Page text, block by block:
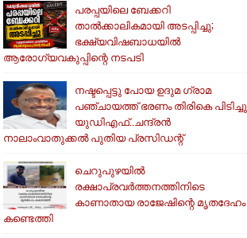
പരപ്പയിലെ ബേക്കറി
താൽക്കാലികമായി അടപ്പിച്ചു;
ഭക്ഷ്യവിഷബാധയിൽ
ആരോഗ്യവകുപ്പിന്റെ നടപടി
നഷ്ടപ്പെട്ടു പോയ ഉദുമ ഗ്രാമ
പഞ്ചായത്ത് ഭരണം തിരികെ പിടിച്ചു
യുഡിഎഫ്..ചന്ദ്രൻ
നാലാംവാതുക്കൽ പുതിയ പ്രസിഡന്റ്
ചെറുപുഴയിൽ
രക്ഷാപ്രവർത്തനത്തിനിടെ
കാണാതായ രാജേഷിന്റെ മൃതദേഹം
കണ്ടെത്തി